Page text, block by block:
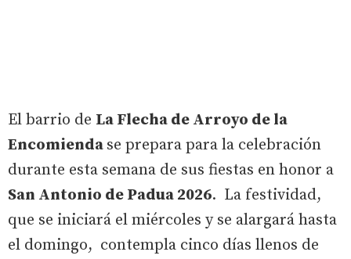
El barrio de La Flecha de Arroyo de la
Encomienda se prepara para la celebración
durante esta semana de sus fiestas en honor a
San Antonio de Padua 2026. La festividad,
que se iniciará el miércoles y se alargará hasta
el domingo, contempla cinco días llenos de